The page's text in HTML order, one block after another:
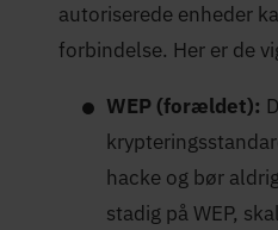
autoriserede enheder
forbindelse. Her er de
WEP (forældet):
hacke og bør
stadig på WEP,